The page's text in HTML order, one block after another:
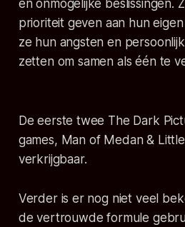
en onmogelijke beslissingen.
prioriteit geven aan hun
ze hun angsten en
zetten om samen als één te
De eerste twee The Dark
games, Man of Medan&
verkrijgbaar.
Verder is er nog niet veel
de vertrouwde formule